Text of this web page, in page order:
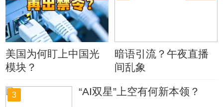
美国为何盯上中国光
模块？
暗语引流？午夜直播
间乱象
3 “AI双星”上空有何新本领？